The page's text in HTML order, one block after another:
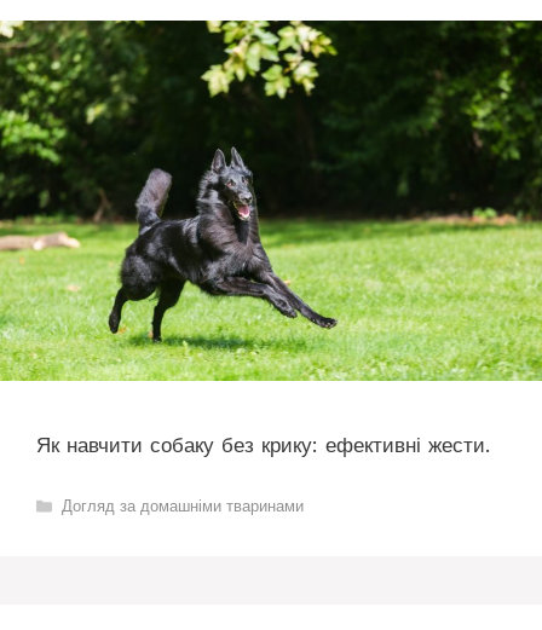
Як навчити собаку без крику: ефективні жести.
Категорії
Догляд за домашніми тваринами